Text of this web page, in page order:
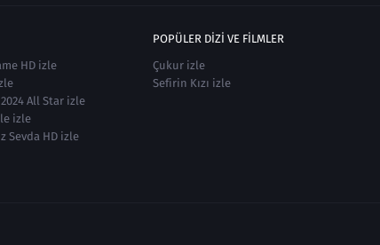
HD izle
All Star izle
izle
Sevda HD izle
POPÜLER DIZI VE FILMLER
Çukur izle
Sefirin Kızı izle